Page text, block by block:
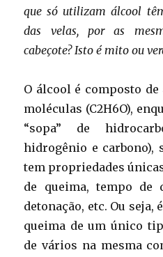
que só utilizam álcool
das velas, por as
cabeçote? Isto é mito ou
O álcool é composto de
moléculas (C2H6O),
“sopa” de
hidrogênio e carbono),
tem propriedades
de queima, tempo de
detonação, etc. Ou
queima de um único
de vários na mesma